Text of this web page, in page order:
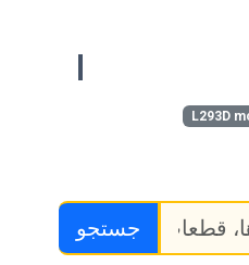
L293D
جستجو